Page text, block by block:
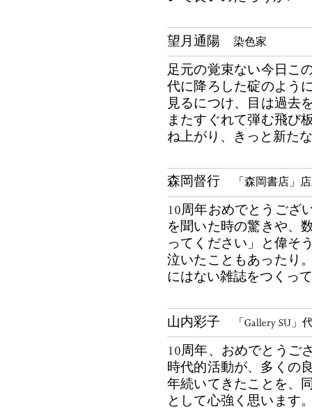
望月通陽 染色家
足元の覚束ない今日こ
代に降ろした碇のよう
見るにつけ、目は過去
またすぐれて弾む飛び
ね上がり、きっと新た
森岡督行 「森岡書店」
10周年おめでとうござ
を聞いた時の驚きや、
ってください」と偉そ
泣いたこともあったり
にはない雑誌をつくっ
山内彩子 「Gallery SU」
10周年、おめでとうご
時代的活動が、多くの
年続いてきたことを、
として心強く思います